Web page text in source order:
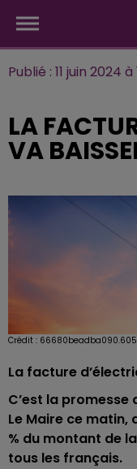
Publié : 11 juin 2024
LA
VA
Crédit :
La facture
C’est la promesse
Le Maire ce matin,
% du montant de
tous les français.